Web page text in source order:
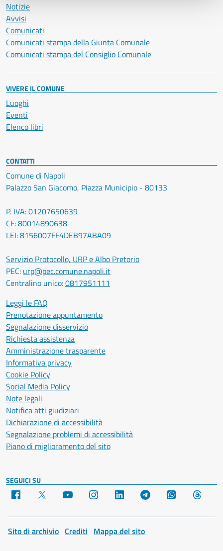
Notizie
Avvisi
Comunicati
Comunicati stampa della Giunta Comunale
Comunicati stampa del Consiglio Comunale
VIVERE IL COMUNE
Luoghi
Eventi
Elenco libri
CONTATTI
Comune di Napoli
Palazzo San Giacomo, Piazza Municipio - 80133
P. IVA: 01207650639
CF: 80014890638
LEI: 8156007FF4DEB97ABA09
Servizio Protocollo, URP e Albo Pretorio
PEC: urp@pec.comune.napoli.it
Centralino unico:0817951111
Leggi le FAQ
Prenotazione appuntamento
Segnalazione disservizio
Richiesta assistenza
Amministrazione trasparente
Informativa privacy
Cookie Policy
Social Media Policy
Note legali
Notifica atti giudiziari
Dichiarazione di accessibilità
Segnalazione problemi di accessibilità
Piano di miglioramento del sito
SEGUICI SU
Facebook YouTube Instagram LinkedIn Telegram WhatsApp
Sito di archivio Crediti Mappa del sito